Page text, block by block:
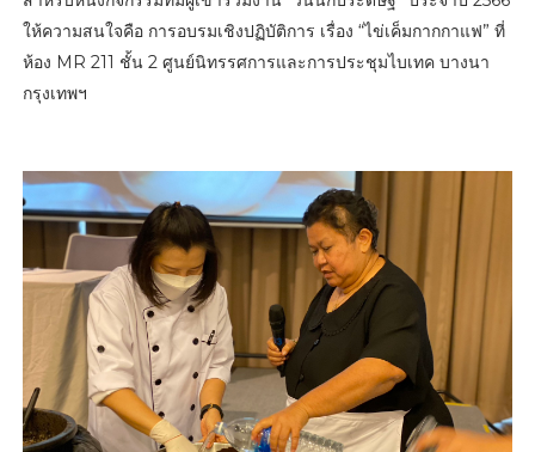
ให้ความสนใจคือ การอบรมเชิงปฏิบัติการ เรื่อง “ไข่เค็มกากกาแฟ” ที่
ห้อง MR 211 ชั้น 2 ศูนย์นิทรรศการและการประชุมไบเทค บางนา
กรุงเทพฯ